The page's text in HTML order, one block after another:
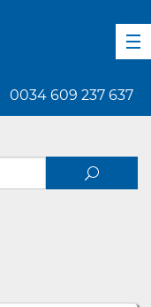
0034 609 237 637